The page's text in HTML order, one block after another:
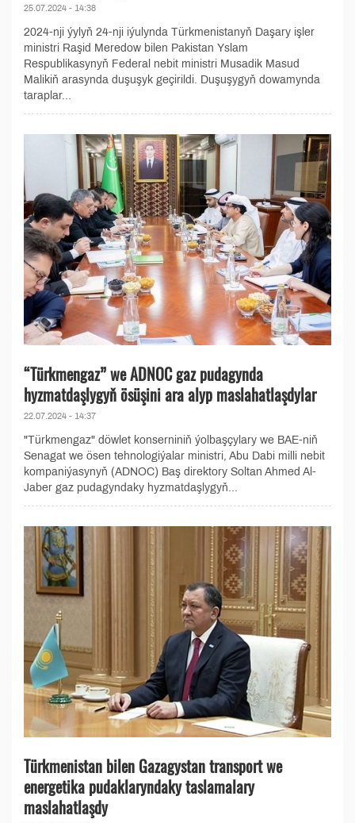
25.07.2024 - 14:38
2024-nji ýylyň 24-nji iýulynda Türkmenistanyň Daşary işler
ministri Raşid Meredow bilen Pakistan Yslam
Respublikasynyň Federal nebit ministri Musadik Masud
Malikiň arasynda duşuşyk geçirildi. Duşuşygyň dowamynda
taraplar...
“Türkmengaz” we ADNOC gaz pudagynda
hyzmatdaşlygyň ösüşini ara alyp maslahatlaşdylar
22.07.2024 - 14:37
"Türkmengaz" döwlet konserniniň ýolbaşçylary we BAE-niň
Senagat we ösen tehnologiýalar ministri, Abu Dabi milli nebit
kompaniýasynyň (ADNOC) Baş direktory Soltan Ahmed Al-
Jaber gaz pudagyndaky hyzmatdaşlygyň...
Türkmenistan bilen Gazagystan transport we
energetika pudaklaryndaky taslamalary
maslahatlaşdy